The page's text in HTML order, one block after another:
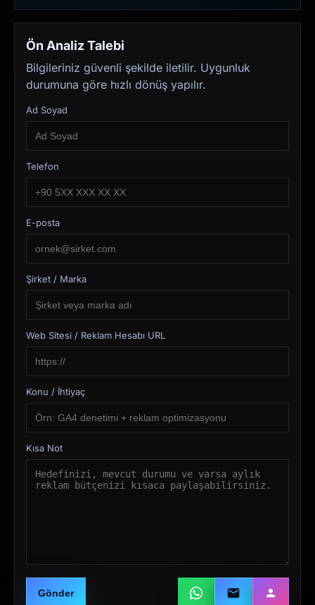
Ön Analiz Talebi
Bilgileriniz güvenli şekilde iletilir. Uygunluk
durumuna göre hızlı dönüş yapılır.
Ad Soyad
Telefon
E-posta
Şirket / Marka
Web Sitesi / Reklam Hesabı URL
Konu / İhtiyaç
Kısa Not
Gönder